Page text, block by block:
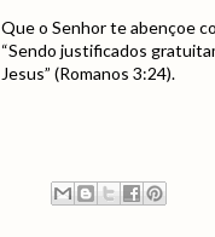
Que o Senhor te abençoe
“Sendo justificados
Jesus” (Romanos 3:24).